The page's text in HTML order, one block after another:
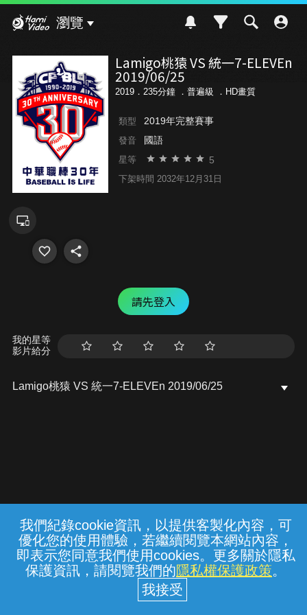
我們紀錄cookie資訊，以提供客製化內容，可
優化您的使用體驗，若繼續閱覽本網站內容，
即表示您同意我們使用cookies。更多關於隱私
保護資訊，請閱覽我們的隱私權保護政策。
瀏覽
Lamigo桃猿 VS 統一7-ELEVEn
2019/06/25
2019．235分鐘 ． 普遍級 ．HD畫質
類型 2019年完整賽事
發音 國語
星等 5
下架時間 2032年12月31日
請先登入
我的星等
影片給分
Lamigo桃猿 VS 統一7-ELEVEn 2019/06/25
常見問題 線上客服 服務條款 隱私權保護
中華電信股份有限公司個人家庭分公司
(統一編號：96979949) © 2026
{{notifyMsg}}